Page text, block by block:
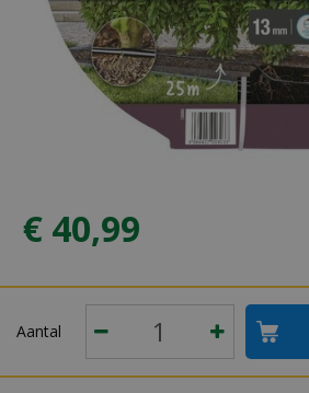
€ 40,99
Aantal